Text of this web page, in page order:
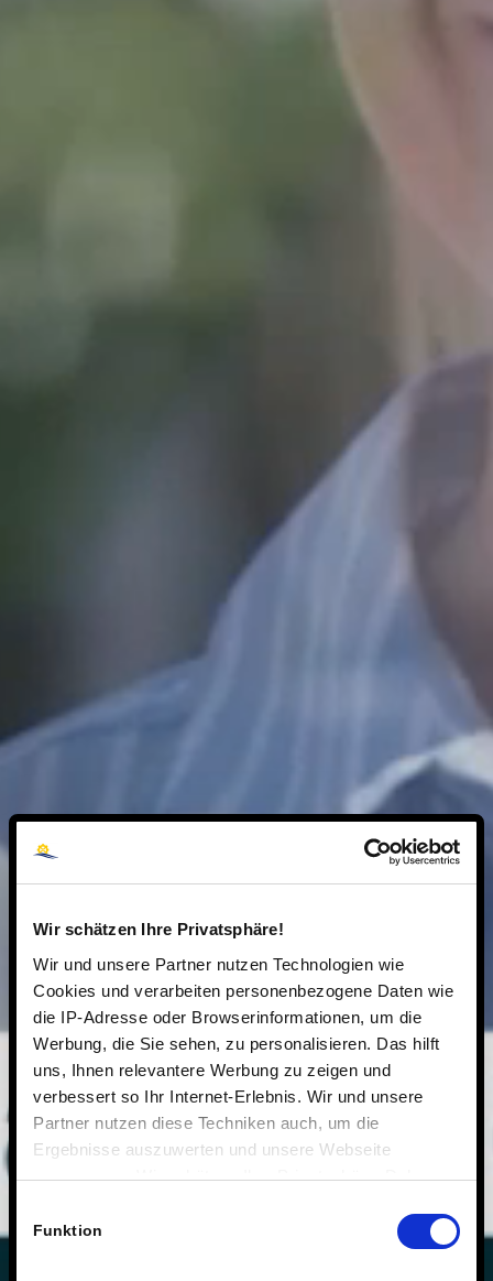
Wir schätzen Ihre Privatsphäre!
Wir und unsere Partner nutzen Technologien wie
Cookies und verarbeiten personenbezogene Daten wie
die IP-Adresse oder Browserinformationen, um die
Werbung, die Sie sehen, zu personalisieren. Das hilft
uns, Ihnen relevantere Werbung zu zeigen und
verbessert so Ihr Internet-Erlebnis. Wir und unsere
Partner nutzen diese Techniken auch, um die
Ergebnisse auszuwerten und unsere Webseite
anzupassen. Wir schätzen Ihre Privatsphäre. Daher
Technologien.
Funktion